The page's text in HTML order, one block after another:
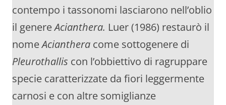
contempo i tassonomi lasciarono nell’oblio
il genereAcianthera. Luer (1986) restaurò il
nomeAcianthera come sottogenere di
Pleurothallis con l’obbiettivo di ragruppare
specie caratterizzate da fiori leggermente
carnosi e con altre somiglianze